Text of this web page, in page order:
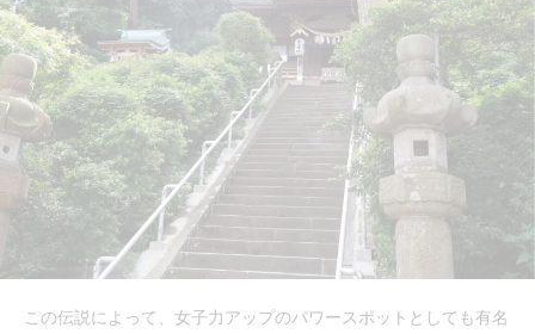
この伝説によって、女子力アップのパワースポットとしても有名